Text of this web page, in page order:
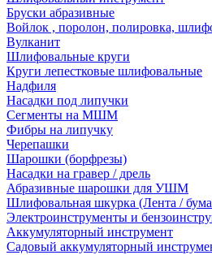
Бруски абразивные
Войлок , поролон, полировка,
Вулканит
Шлифовальные круги
Круги лепестковые шлифовальные
Надфиля
Насадки под липучки
Сегменты на МШМ
Фибры на липучку
Черепашки
Шарошки (борфрезы)
Насадки на гравер / дрель
Абразивные шарошки для УШМ
Шлифовальная шкурка (Лента /
Электроинструменты и
Аккумуляторный инструмент
Садовый аккумуляторный